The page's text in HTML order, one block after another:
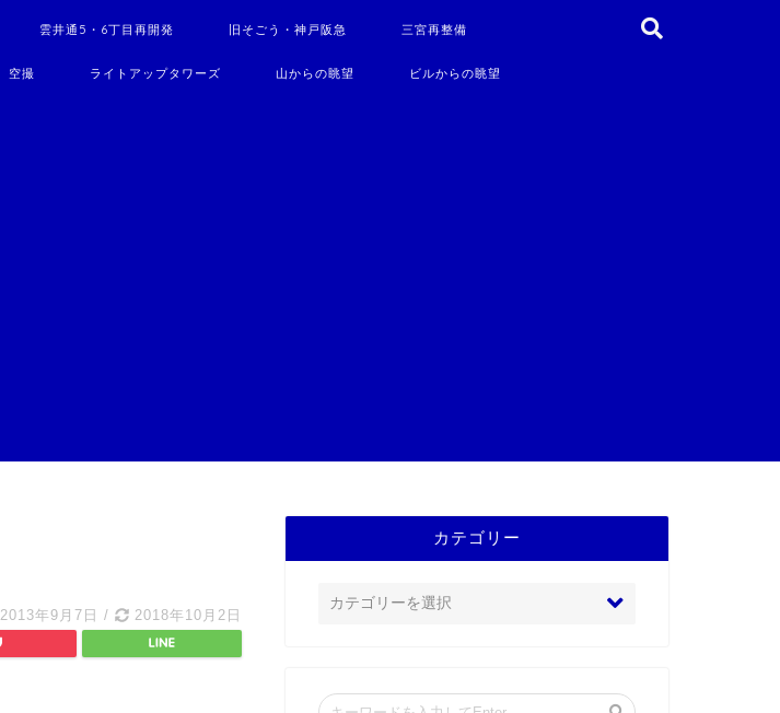
雲井通5・6丁目再開発 旧そごう・神戸阪急 三宮再整備
空撮 ライトアップタワーズ 山からの眺望 ビルからの眺望
2013年9月7日 / 2018年10月2日
カテゴリー